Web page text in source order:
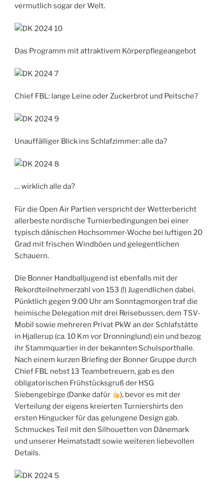
vermutlich sogar der Welt.
Das Programm mit attraktivem Körperpflegeangebot
Chief FBL: lange Leine oder Zuckerbrot und Peitsche?
Unauffälliger Blick ins Schlafzimmer: alle da?
… wirklich alle da?
Für die Open Air Partien verspricht der Wetterbericht
allerbeste nordische Turnierbedingungen bei einer
typisch dänischen Hochsommer-Woche bei luftigen 20
Grad mit frischen Windböen und gelegentlichen
Schauern.
Die Bonner Handballjugend ist ebenfalls mit der
Rekordteilnehmerzahl von 153 (!) Jugendlichen dabei.
Pünktlich gegen 9:00 Uhr am Sonntagmorgen traf die
heimische Delegation mit drei Reisebussen, dem TSV-
Mobil sowie mehreren Privat PkW an der Schlafstätte
in Hjallerup (ca. 10 Km vor Dronninglund) ein und bezog
ihr Stammquartier in der bekannten Schulsporthalle.
Nach einem kurzen Briefing der Bonner Gruppe durch
Chief FBL nebst 13 Teambetreuern, gab es den
obligatorischen Frühstücksgruß der HSG
Siebengebirge (Danke dafür
), bevor es mit der
Verteilung der eigens kreierten Turniershirts den
ersten Hingucker für das gelungene Design gab.
Schmuckes Teil mit den Silhouetten von Dänemark
und unserer Heimatstadt sowie weiteren liebevollen
Details.